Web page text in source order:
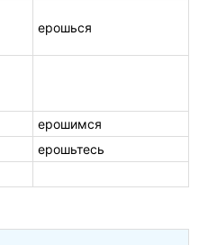
ерошься
ерошимся
ерошьтесь